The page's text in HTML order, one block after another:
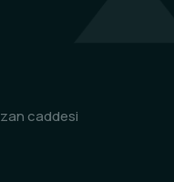
caddesi